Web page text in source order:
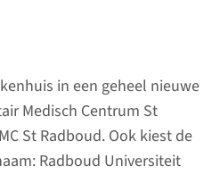
in een geheel nieuwe
Medisch Centrum St
St Radboud. Ook kiest de
Radboud Universiteit
Huize
de aankoop
in 1949 is de